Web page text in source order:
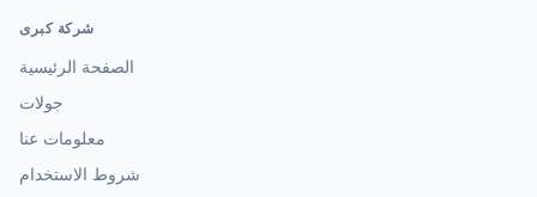
شركة كبرى
الصفحة الرئيسية
جولات
معلومات عنا
شروط الاستخدام